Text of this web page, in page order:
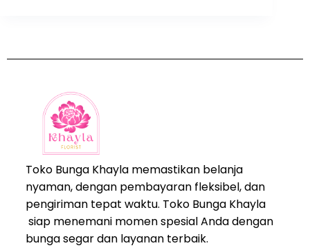
Toko Bunga Khayla memastikan belanja
nyaman, dengan pembayaran fleksibel, dan
pengiriman tepat waktu. Toko Bunga Khayla
siap menemani momen spesial Anda dengan
bunga segar dan layanan terbaik.